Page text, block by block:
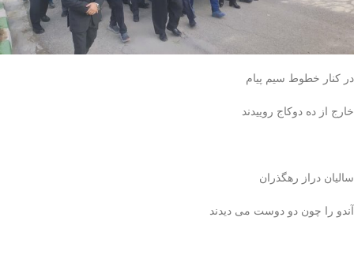
در کنار خطوط سیم پیام
خارج از ده دوکاج روییدند
سالیان دراز رهگذران
آندو را چون دو دوست می دیدند